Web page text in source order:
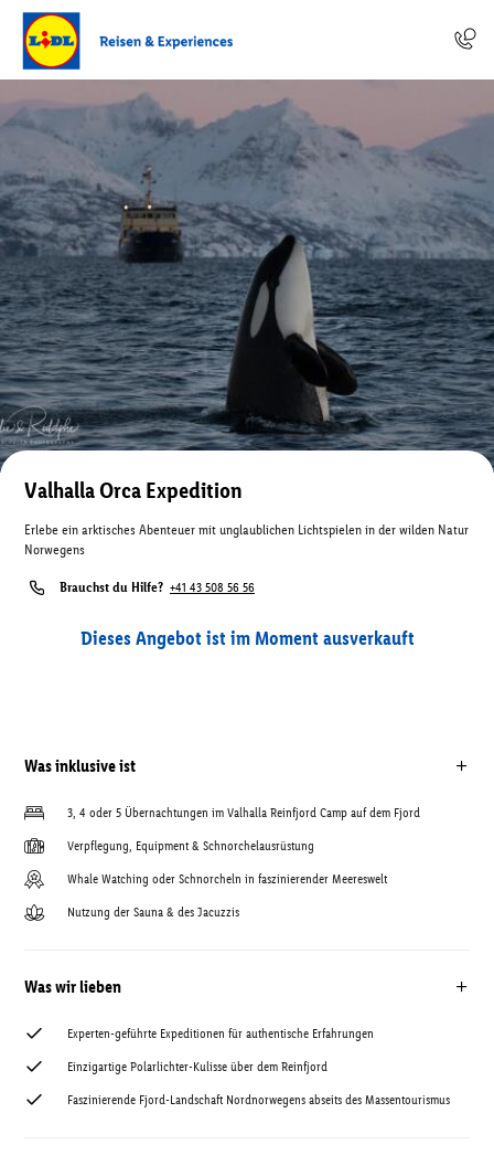
Valhalla Orca Expedition
Erlebe ein arktisches Abenteuer mit unglaublichen Lichtspielen in der wilden Natur
Norwegens
Brauchst du Hilfe? +41 43 508 56 56
Dieses Angebot ist im Moment ausverkauft
Was inklusive ist
3, 4 oder 5 Übernachtungen im Valhalla Reinfjord Camp auf dem Fjord
Verpflegung, Equipment & Schnorchelausrüstung
Whale Watching oder Schnorcheln in faszinierender Meereswelt
Nutzung der Sauna & des Jacuzzis
Was wir lieben
Experten-geführte Expeditionen für authentische Erfahrungen
Einzigartige Polarlichter-Kulisse über dem Reinfjord
Faszinierende Fjord-Landschaft Nordnorwegens abseits des Massentourismus